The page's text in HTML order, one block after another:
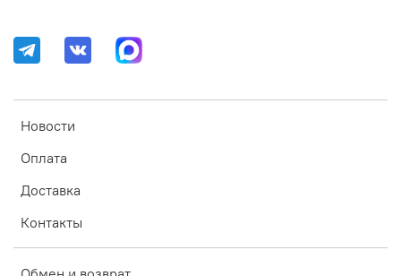
Новости
Оплата
Доставка
Контакты